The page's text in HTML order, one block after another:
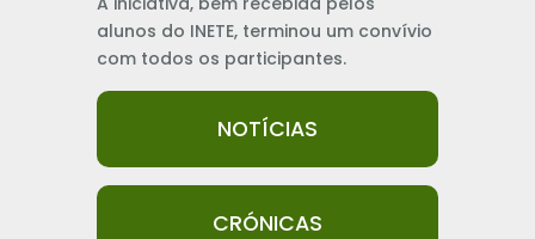
alunos do INETE, terminou um convívio
com todos os participantes.
NOTÍCIAS
CRÓNICAS